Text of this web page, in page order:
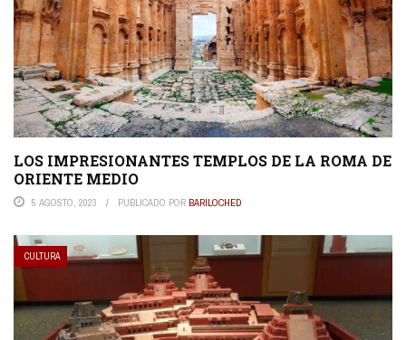
LOS IMPRESIONANTES TEMPLOS DE LA ROMA DE
ORIENTE MEDIO
5 AGOSTO, 2023 PUBLICADO POR BARILOCHED
CULTURA